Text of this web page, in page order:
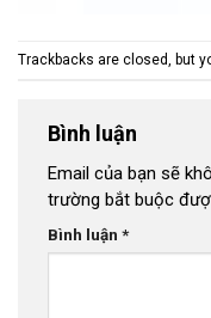
Trackbacks are closed, but
Bình luận
Email của bạn sẽ
trường bắt buộc
Bình luận *